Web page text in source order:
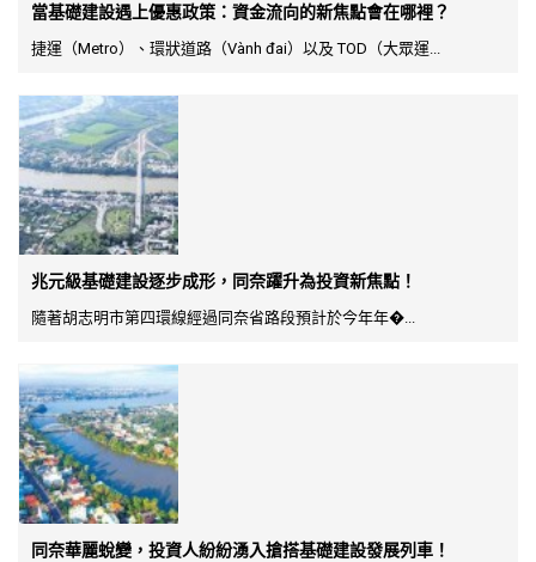
當基礎建設遇上優惠政策：資金流向的新焦點會在哪裡？
捷運（Metro）、環狀道路（Vành đai）以及 TOD（大眾運...
兆元級基礎建設逐步成形，同奈躍升為投資新焦點！
隨著胡志明市第四環線經過同奈省路段預計於今年年�...
同奈華麗蛻變，投資人紛紛湧入搶搭基礎建設發展列車！